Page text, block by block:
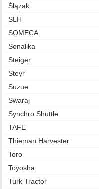
Ślązak
SLH
SOMECA
Sonalika
Steiger
Steyr
Suzue
Swaraj
Synchro Shuttle
TAFE
Thieman Harvester
Toro
Toyosha
Turk Tractor